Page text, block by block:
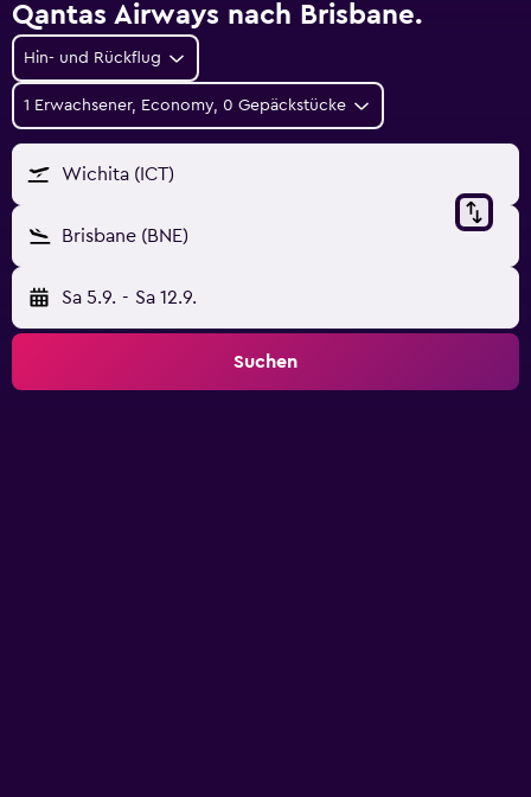
Qantas Airways nach Brisbane.
Hin- und Rückflug
1 Erwachsener, Economy, 0 Gepäckstücke
Wichita (ICT)
Brisbane (BNE)
Sa 5.9. - Sa 12.9.
Suchen